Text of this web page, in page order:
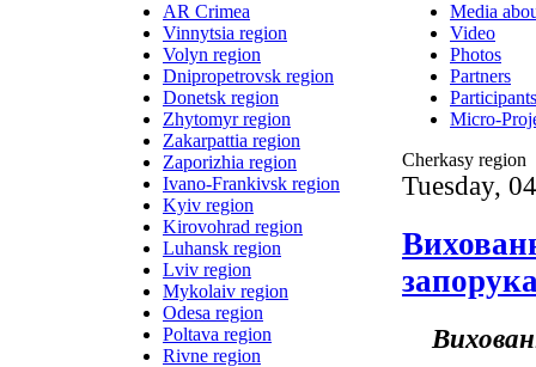
AR Crimea
Vinnytsia region
Volyn region
Dnipropetrovsk region
Donetsk region
Zhytomyr region
Zakarpattia region
Zaporizhia region
Ivano-Frankivsk region
Kyiv region
Kirovohrad region
Luhansk region
Lviv region
Mykolaiv region
Odesa region
Poltava region
Rivne region
Media
Video
Photos
Partners
Participants
Micro-
Cherkasy region
Tuesday,
Вихова